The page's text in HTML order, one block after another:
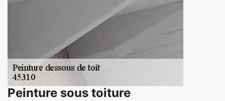
Peinture sous toiture